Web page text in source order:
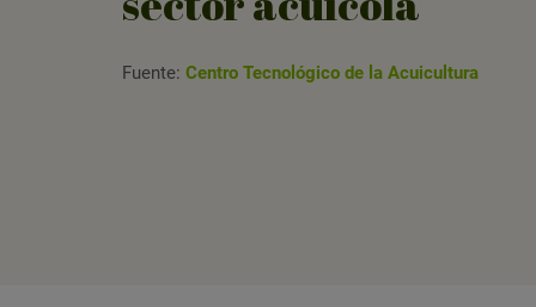
Fuente: Centro Tecnológico de la Acuicultura